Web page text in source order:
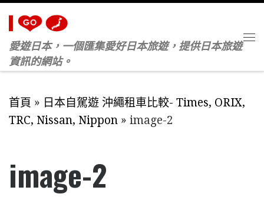
Skip to content
愛遊日本，一個匯集愛好日本旅遊，提供日本旅遊
資訊的網站。
首頁 » 日本自駕遊 沖繩租車比較- Times, ORIX,
TRC, Nissan, Nippon » image-2
image-2